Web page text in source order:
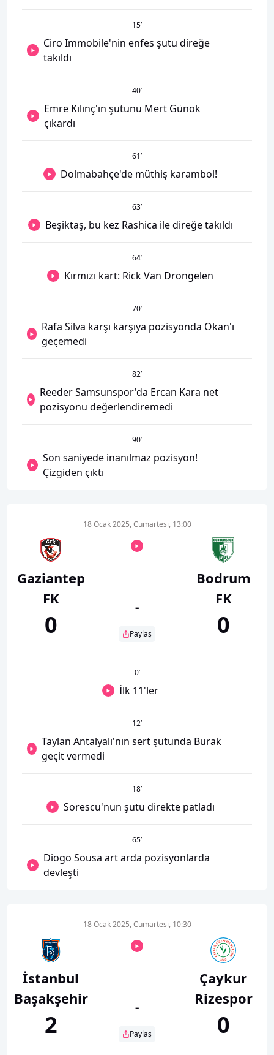
15’
Ciro Immobile'nin enfes şutu direğe
takıldı
40’
Emre Kılınç'ın şutunu Mert Günok
çıkardı
61’
Dolmabahçe'de müthiş karambol!
63’
Beşiktaş, bu kez Rashica ile direğe takıldı
64’
Kırmızı kart: Rick Van Drongelen
70’
Rafa Silva karşı karşıya pozisyonda Okan'ı
geçemedi
82’
Reeder Samsunspor'da Ercan Kara net
pozisyonu değerlendiremedi
90’
Son saniyede inanılmaz pozisyon!
Çizgiden çıktı
Gaziantep
FK
0
18 Ocak 2025, Cumartesi, 13:00
-
Paylaş
Bodrum
FK
0
0’
İlk 11'ler
12’
Taylan Antalyalı'nın sert şutunda Burak
geçit vermedi
18’
Sorescu'nun şutu direkte patladı
65’
Diogo Sousa art arda pozisyonlarda
devleşti
İstanbul
Başakşehir
2
18 Ocak 2025, Cumartesi, 10:30
-
Paylaş
Çaykur
Rizespor
0